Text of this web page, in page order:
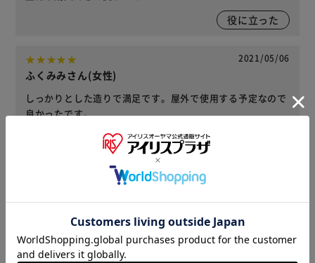
役に立った
2021/05/06
ふくみみさん(女性)
しっかりとした造りで満足です。屋外で使用する予定なので
良かったです。
庭用に購入しました。思ったよりもコンパクトなサイズ感で
した。中に袋留めが付いているので使いやすいです。色は写
真よりも明るい青でした。